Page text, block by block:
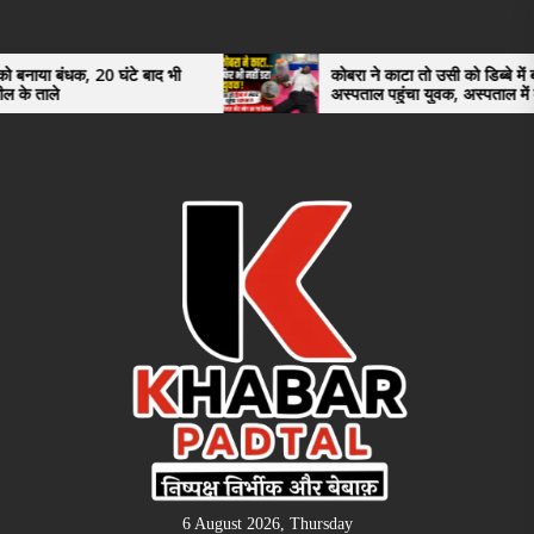
the
content
घंटे बाद भी
कोबरा ने काटा तो उसी को डिब्बे में बंद कर
अस्पताल पहुंचा युवक, अस्पताल में देखकर डॉक्टर
भी रह गए हैरान
6 August 2026, Thursday